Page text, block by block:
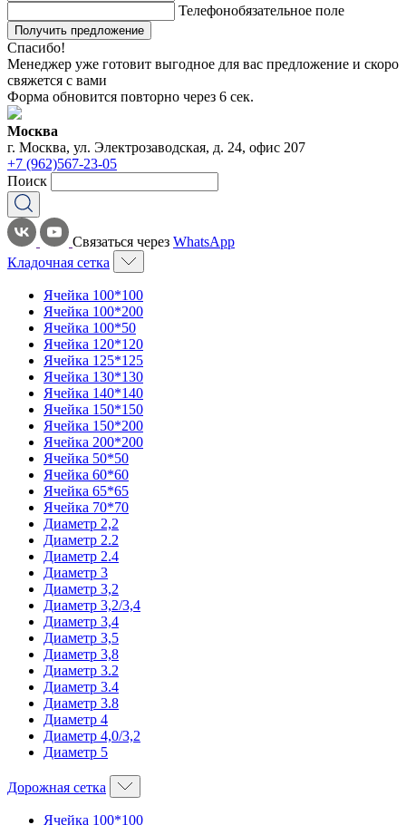
Телефонобязательное поле
Получить предложение
Спасибо!
Менеджер уже готовит выгодное для вас предложение и скоро
свяжется с вами
Форма обновится повторно через 6 сек.
Москва
г. Москва, ул. Электрозаводская, д. 24, офис 207
+7 (962)567-23-05
Поиск
Связаться через WhatsApp
Кладочная сетка
Ячейка 100*100
Ячейка 100*200
Ячейка 100*50
Ячейка 120*120
Ячейка 125*125
Ячейка 130*130
Ячейка 140*140
Ячейка 150*150
Ячейка 150*200
Ячейка 200*200
Ячейка 50*50
Ячейка 60*60
Ячейка 65*65
Ячейка 70*70
Диаметр 2,2
Диаметр 2.2
Диаметр 2.4
Диаметр 3
Диаметр 3,2
Диаметр 3,2/3,4
Диаметр 3,4
Диаметр 3,5
Диаметр 3,8
Диаметр 3.2
Диаметр 3.4
Диаметр 3.8
Диаметр 4
Диаметр 4,0/3,2
Диаметр 5
Дорожная сетка
Ячейка 100*100